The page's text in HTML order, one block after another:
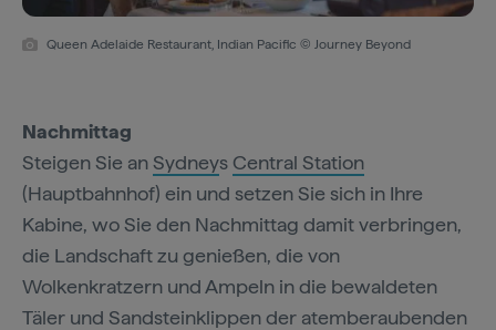
Queen Adelaide Restaurant, Indian Pacific © Journey Beyond
Nachmittag
Steigen Sie anSydneys Central Station
(Hauptbahnhof) ein und setzen Sie sich in Ihre
Kabine, wo Sie den Nachmittag damit verbringen,
die Landschaft zu genießen, die von
Wolkenkratzern und Ampeln in die bewaldeten
Täler und Sandsteinklippen der atemberaubenden